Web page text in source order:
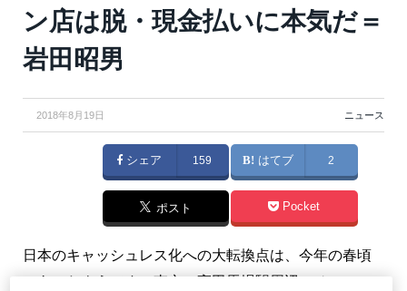
ン店は脱・現金払いに本気だ＝
岩田昭男
2018年8月19日 ニュース
シェア 159 はてブ 2
ポスト Pocket
日本のキャッシュレス化への大転換点は、今年の春頃
にあったようです。東京・高田馬場駅周辺のチェーン